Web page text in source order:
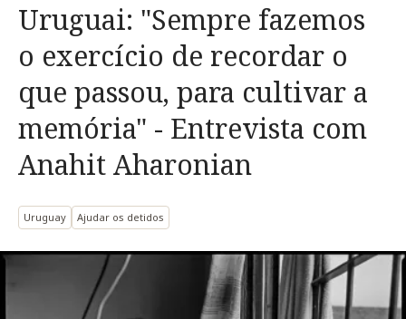
Uruguai: "Sempre fazemos
o exercício de recordar o
que passou, para cultivar a
memória" - Entrevista com
Anahit Aharonian
Uruguay Ajudar os detidos